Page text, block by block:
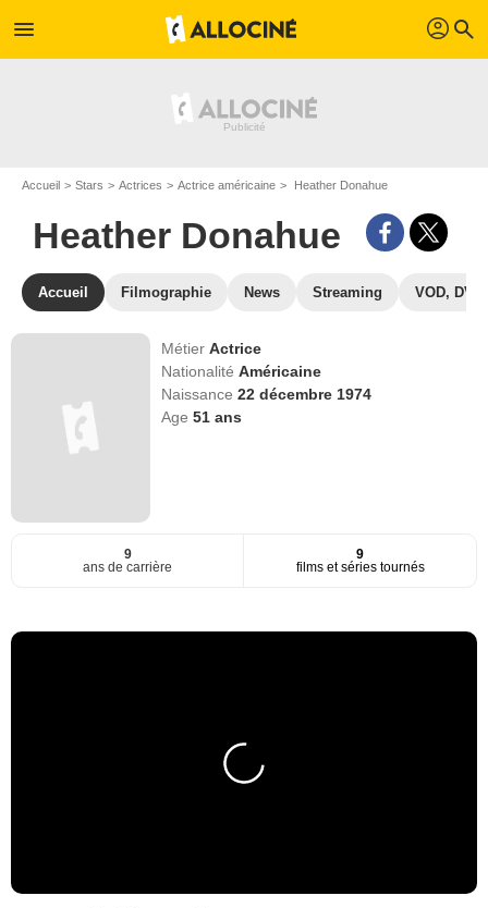
menu profil search
Accueil Stars Actrices Actrice américaine Heather Donahue
Heather Donahue
Accueil Filmographie News Streaming VOD, DVD
MétierActrice
NationalitéAméricaine
Naissance22 décembre 1974
Age51 ans
9
ans de carrière
9
films et séries tournés